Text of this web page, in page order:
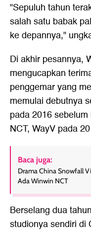
"Sepuluh tahun
salah satu babak
ke depannya,"
Di akhir pesannya,
mengucapkan
penggemar yang
memulai debutnya
pada 2016
NCT, WayV pada
Baca juga:
Drama China Snowfall
Ada Winwin NCT
Berselang dua
studionya sendiri di